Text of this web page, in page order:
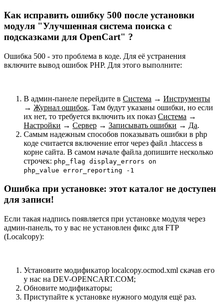
Как исправить ошибку 500 после установки
модуля "Улучшенная система поиска с
подсказками для OpenCart" ?
Ошибка 500 - это проблема в коде. Для её устранения
включите вывод ошибок PHP. Для этого выполните:
В админ-панеле перейдите в Система → Инструменты
→ Журнал ошибок. Там будут указаны ошибки, но если
их нет, то требуется включить их показ Система →
Настройки → Сервер → Записывать ошибки → Да.
Самым надежным способов показывать ошибки в php
коде считается включение error через файл .htaccess в
корне сайта. В самом начале файла допишите несколько
строчек: php_flag display_errors on
php_value error_reporting -1
Ошибка при установке: этот каталог не доступен
для записи!
Если такая надпись появляется при установке модуля через
админ-панель, то у вас не установлен фикс для FTP
(Localcopy):
Установите модификатор localcopy.ocmod.xml скачав его
у нас на DEV-OPENCART.COM;
Обновите модификаторы;
Приступайте к установке нужного модуля ещё раз.